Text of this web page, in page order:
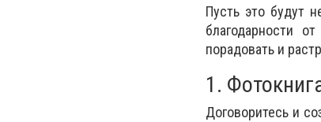
Пусть это будут
благодарности
порадовать и
1.
Договоритесь и